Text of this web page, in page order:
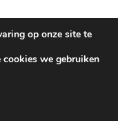
hydraterende foundation
Ik kan zelf ook geen
op onze site te
cookies we gebruiken